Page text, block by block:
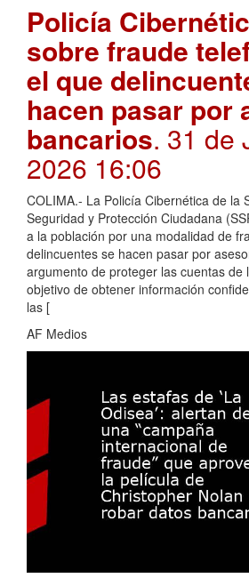
Policía
sobre fraude
el que
hacen pasar por
bancarios. 31 de
2026 16:06
COLIMA.- La Policía Cibernética de la
Seguridad y Protección Ciudadana
a la población por una modalidad de
delincuentes se hacen pasar por
argumento de proteger las cuentas de
objetivo de obtener información
las [
AF Medios